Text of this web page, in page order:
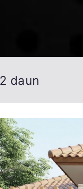
daun